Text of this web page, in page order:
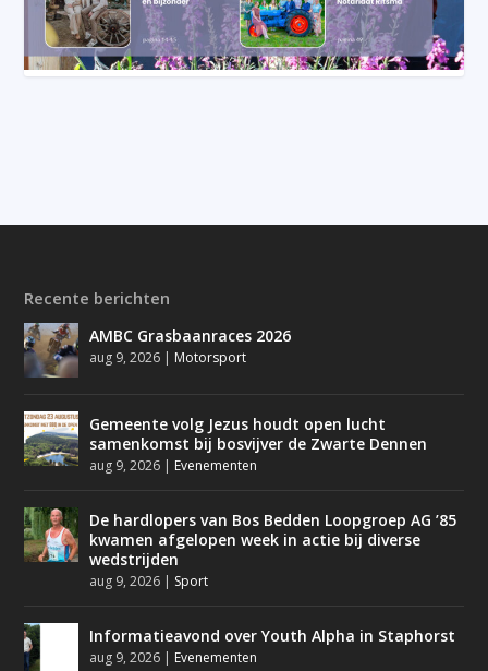
Recente berichten
AMBC Grasbaanraces 2026
aug 9, 2026 | Motorsport
Gemeente volg Jezus houdt open lucht
samenkomst bij bosvijver de Zwarte Dennen
aug 9, 2026 | Evenementen
De hardlopers van Bos Bedden Loopgroep AG ’85
kwamen afgelopen week in actie bij diverse
wedstrijden
aug 9, 2026 | Sport
Informatieavond over Youth Alpha in Staphorst
aug 9, 2026 | Evenementen